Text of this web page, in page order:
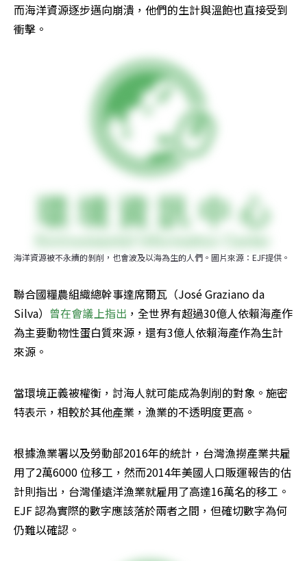
而海洋資源逐步邁向崩潰，他們的生計與溫飽也直接受到
衝擊。
海洋資源被不永續的剝削，也會波及以海為生的人們。圖片來源：EJF提供。
聯合國糧農組織總幹事達席爾瓦（José Graziano da
Silva） 曾在會議上指出 ，全世界有超過30億人依賴海產作
為主要動物性蛋白質來源，還有3億人依賴海產作為生計
來源。
當環境正義被權衡，討海人就可能成為剝削的對象。施密
特表示，相較於其他產業，漁業的不透明度更高。
根據漁業署以及勞動部2016年的統計，台灣漁撈產業共雇
用了2萬6000 位移工，然而2014年美國人口販運報告的估
計則指出，台灣僅遠洋漁業就雇用了高達16萬名的移工。
EJF 認為實際的數字應該落於兩者之間，但確切數字為何
仍難以確認。